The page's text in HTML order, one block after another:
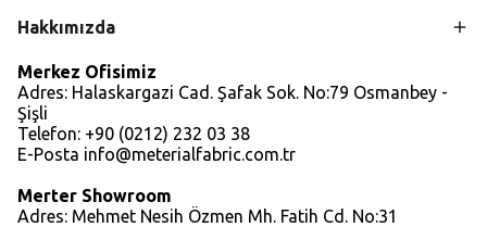
Hakkımızda
Merkez Ofisimiz
Adres: Halaskargazi Cad. Şafak Sok. No:79 Osmanbey -
Şişli
Telefon: +90 (0212) 232 03 38
E-Posta info@meterialfabric.com.tr
Merter Showroom
Adres: Mehmet Nesih Özmen Mh. Fatih Cd. No:31